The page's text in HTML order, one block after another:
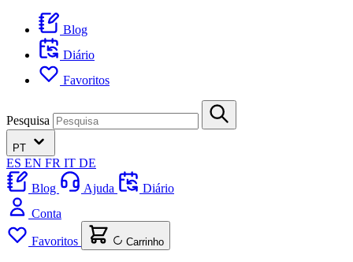
Blog
Diário
Favoritos
Pesquisa
PT
ES EN FR IT DE
Blog
Ajuda
Diário
Conta
Favoritos Carrinho